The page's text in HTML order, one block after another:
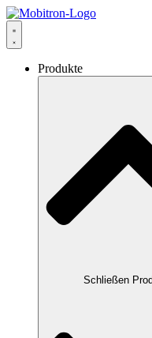
Zum
Inhalt
springen
Produkte
Schließen